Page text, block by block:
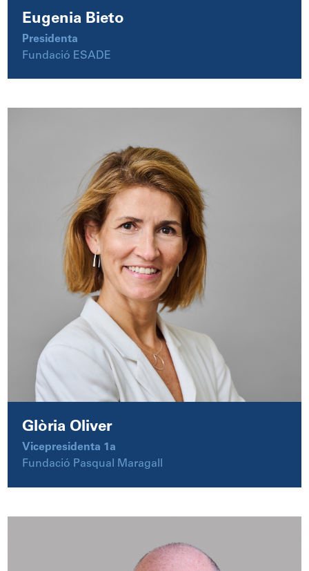
Eugenia Bieto
Presidenta
Fundació ESADE
Glòria Oliver
Vicepresidenta 1a
Fundació Pasqual Maragall